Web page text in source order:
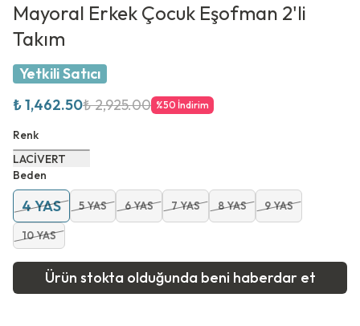
Mayoral Erkek Çocuk Eşofman 2'li
Takım
Yetkili Satıcı
₺ 1,462.50₺ 2,925.00 %50 İndirim
Renk
LACİVERT
Beden
4 YAS 5 YAS 6 YAS 7 YAS 8 YAS 9 YAS
10 YAS
Ürün stokta olduğunda beni haberdar et